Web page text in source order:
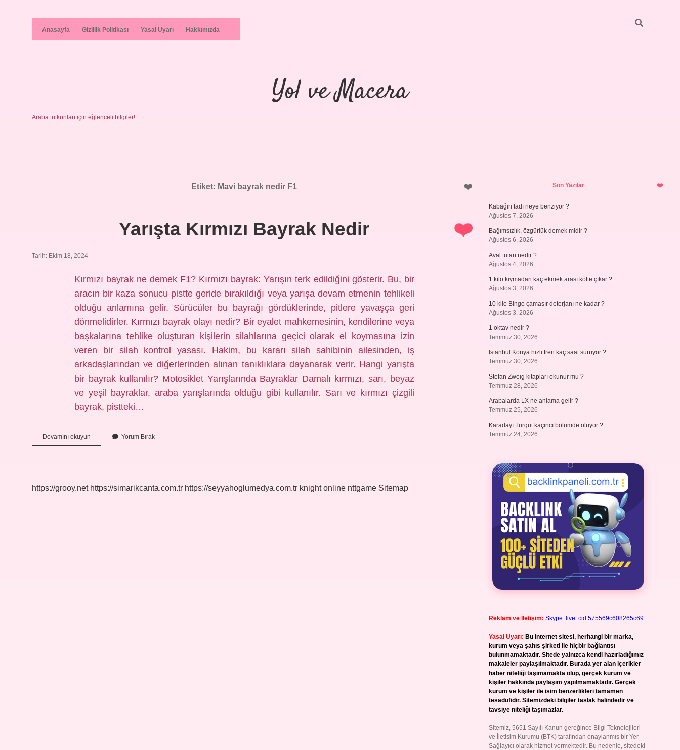
Anasayfa Gizlilik Politikası Yasal Uyarı Hakkımızda
Yol ve Macera
Araba tutkunları için eğlenceli bilgiler!
Etiket: Mavi bayrak nedir F1
Yarışta Kırmızı Bayrak Nedir
Tarih: Ekim 18, 2024
Kırmızı bayrak ne demek F1? Kırmızı bayrak: Yarışın terk edildiğini gösterir. Bu, bir
aracın bir kaza sonucu pistte geride bırakıldığı veya yarışa devam etmenin tehlikeli
olduğu anlamına gelir. Sürücüler bu bayrağı gördüklerinde, pitlere yavaşça geri
dönmelidirler. Kırmızı bayrak olayı nedir? Bir eyalet mahkemesinin, kendilerine veya
başkalarına tehlike oluşturan kişilerin silahlarına geçici olarak el koymasına izin
veren bir silah kontrol yasası. Hakim, bu kararı silah sahibinin ailesinden, iş
arkadaşlarından ve diğerlerinden alınan tanıklıklara dayanarak verir. Hangi yarışta
bir bayrak kullanılır? Motosiklet Yarışlarında Bayraklar Damalı kırmızı, sarı, beyaz
ve yeşil bayraklar, araba yarışlarında olduğu gibi kullanılır. Sarı ve kırmızı çizgili
bayrak, pistteki…
Devamını okuyun
Kırmızı
Yorum Bırak
https://grooy.net https://simarikcanta.com.tr https://seyyahoglumedya.com.tr knight online nttgame Sitemap
SidebarSon Yazılar
Kabağın tadı neye benziyor ?
Ağustos 7, 2026
Bağımsızlık, özgürlük demek midir ?
Ağustos 6, 2026
Aval tutarı nedir ?
Ağustos 4, 2026
1 kilo kıymadan kaç ekmek arası köfte çıkar ?
Ağustos 3, 2026
10 kilo Bingo çamaşır deterjanı ne kadar ?
Ağustos 3, 2026
1 oktav nedir ?
Temmuz 30, 2026
İstanbul Konya hızlı tren kaç saat sürüyor ?
Temmuz 30, 2026
Stefan Zweig kitapları okunur mu ?
Temmuz 28, 2026
Arabalarda LX ne anlama gelir ?
Temmuz 25, 2026
Karadayı Turgut kaçıncı bölümde ölüyor ?
Temmuz 24, 2026
Reklam ve İletişim: Skype: live:.cid.575569c608265c69
Yasal Uyarı: Bu internet sitesi, herhangi bir marka,
kurum veya şahıs şirketi ile hiçbir bağlantısı
bulunmamaktadır. Sitede yalnızca kendi hazırladığımız
makaleler paylaşılmaktadır. Burada yer alan içerikler
haber niteliği taşımamakta olup, gerçek kurum ve
kişiler hakkında paylaşım yapılmamaktadır. Gerçek
kurum ve kişiler ile isim benzerlikleri tamamen
tesadüfidir. Sitemizdeki bilgiler taslak halindedir ve
tavsiye niteliği taşımazlar.
Sitemiz, 5651 Sayılı Kanun gereğince Bilgi Teknolojileri
ve İletişim Kurumu (BTK) tarafından onaylanmış bir Yer
Sağlayıcı olarak hizmet vermektedir. Bu nedenle, sitedeki